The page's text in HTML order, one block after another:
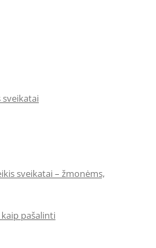
sveikatai – žmonėms,
kaip pašalinti